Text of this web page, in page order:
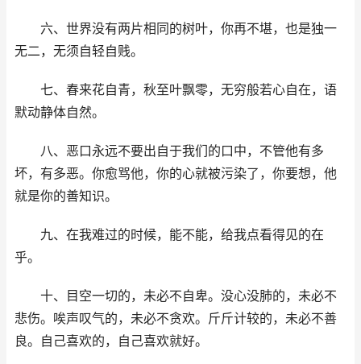
六、世界没有两片相同的树叶，你再不堪，也是独一
无二，无须自轻自贱。
七、春来花自青，秋至叶飘零，无穷般若心自在，语
默动静体自然。
八、恶口永远不要出自于我们的口中，不管他有多
坏，有多恶。你愈骂他，你的心就被污染了，你要想，他
就是你的善知识。
九、在我难过的时候，能不能，给我点看得见的在
乎。
十、目空一切的，未必不自卑。没心没肺的，未必不
悲伤。唉声叹气的，未必不贪欢。斤斤计较的，未必不善
良。自己喜欢的，自己喜欢就好。